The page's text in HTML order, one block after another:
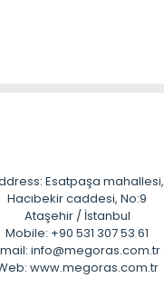
Esatpaşa mahallesi,
Hacıbekir caddesi, No:9
Ataşehir / İstanbul
Mobile: +90 531 307 53 61
info@megoras.com.tr
www.megoras.com.tr